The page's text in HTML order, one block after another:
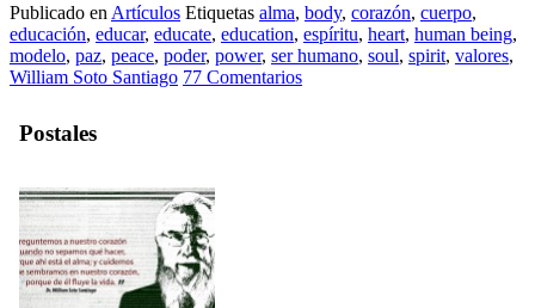
Publicado en Artículos Etiquetas alma, body, corazón, cuerpo,
educación, educar, educate, education, espíritu, heart, human being,
modelo, paz, peace, poder, power, ser humano, soul, spirit, valores,
William Soto Santiago 77 Comentarios
Postales